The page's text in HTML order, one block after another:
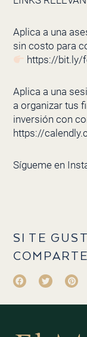
Aplica a una
sin costo para
https://bit.ly/
Aplica a una
a organizar tus
inversión con
https://
Sígueme en
SI TE